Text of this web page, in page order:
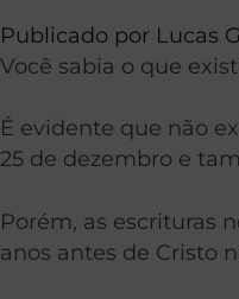
Publicado por Lucas
Você sabia o que
É evidente que não
25 de dezembro e
Porém, as escrituras
anos antes de Cristo